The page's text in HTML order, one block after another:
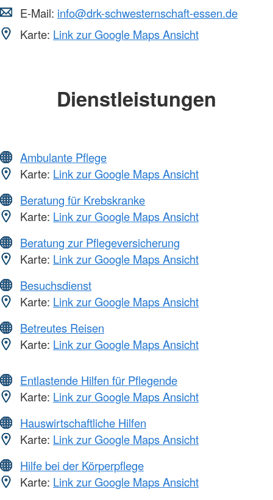
E-Mail: info@drk-schwesternschaft-essen.de
Karte: Link zur Google Maps Ansicht
Dienstleistungen
Ambulante Pflege
Karte: Link zur Google Maps Ansicht
Beratung für Krebskranke
Karte: Link zur Google Maps Ansicht
Beratung zur Pflegeversicherung
Karte: Link zur Google Maps Ansicht
Besuchsdienst
Karte: Link zur Google Maps Ansicht
Betreutes Reisen
Karte: Link zur Google Maps Ansicht
Entlastende Hilfen für Pflegende
Karte: Link zur Google Maps Ansicht
Hauswirtschaftliche Hilfen
Karte: Link zur Google Maps Ansicht
Hilfe bei der Körperpflege
Karte: Link zur Google Maps Ansicht